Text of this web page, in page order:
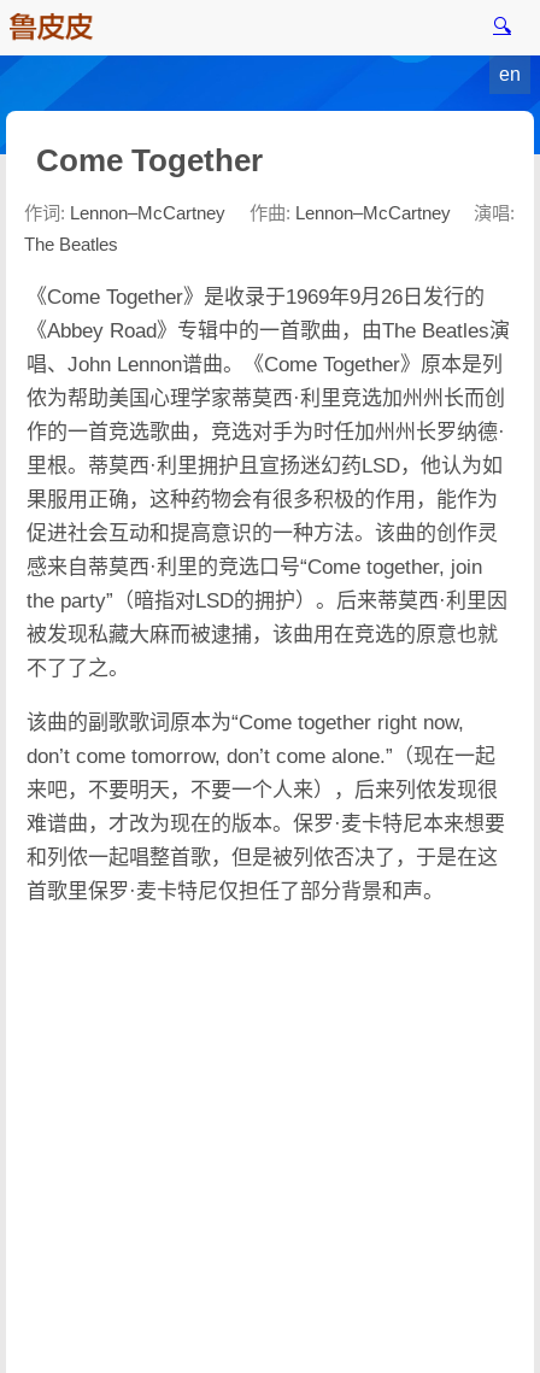
🔍
en
Come Together
作词: Lennon–McCartney 作曲: Lennon–McCartney
演唱:
The Beatles
《Come Together》是收录于1969年9月26日发行的
《Abbey Road》专辑中的一首歌曲，由The Beatles演
唱、John Lennon谱曲。《Come Together》原本是列
侬为帮助美国心理学家蒂莫西·利里竞选加州州长而创
作的一首竞选歌曲，竞选对手为时任加州州长罗纳德·
里根。蒂莫西·利里拥护且宣扬迷幻药LSD，他认为如
果服用正确，这种药物会有很多积极的作用，能作为
促进社会互动和提高意识的一种方法。该曲的创作灵
感来自蒂莫西·利里的竞选口号“Come together, join
the party”（暗指对LSD的拥护）。后来蒂莫西·利里因
被发现私藏大麻而被逮捕，该曲用在竞选的原意也就
不了了之。
该曲的副歌歌词原本为“Come together right now,
don’t come tomorrow, don’t come alone.”（现在一起
来吧，不要明天，不要一个人来），后来列侬发现很
难谱曲，才改为现在的版本。保罗·麦卡特尼本来想要
和列侬一起唱整首歌，但是被列侬否决了，于是在这
首歌里保罗·麦卡特尼仅担任了部分背景和声。